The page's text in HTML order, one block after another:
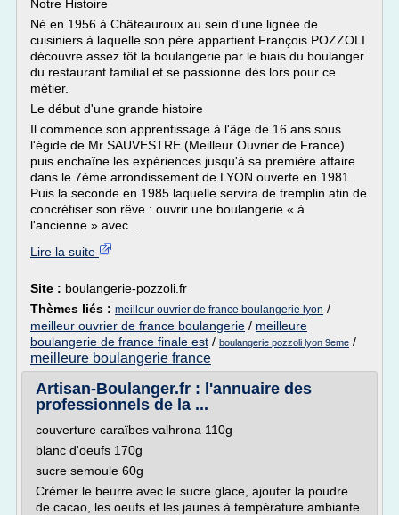
Notre Histoire
Né en 1956 à Châteauroux au sein d'une lignée de
cuisiniers à laquelle son père appartient François POZZOLI
découvre assez tôt la boulangerie par le biais du boulanger
du restaurant familial et se passionne dès lors pour ce
métier.
Le début d'une grande histoire
Il commence son apprentissage à l'âge de 16 ans sous
l'égide de Mr SAUVESTRE (Meilleur Ouvrier de France)
puis enchaîne les expériences jusqu'à sa première affaire
dans le 7ème arrondissement de LYON ouverte en 1981.
Puis la seconde en 1985 laquelle servira de tremplin afin de
concrétiser son rêve : ouvrir une boulangerie « à
l'ancienne » avec...
Lire la suite
Site : boulangerie-pozzoli.fr
Thèmes liés : meilleur ouvrier de france boulangerie lyon /
meilleur ouvrier de france boulangerie / meilleure
boulangerie de france finale est / boulangerie pozzoli lyon 9eme /
meilleure boulangerie france
Artisan-Boulanger.fr : l'annuaire des
professionnels de la ...
couverture caraïbes valhrona 110g
blanc d'oeufs 170g
sucre semoule 60g
Crémer le beurre avec le sucre glace, ajouter la poudre
de cacao, les oeufs et les jaunes à température ambiante.